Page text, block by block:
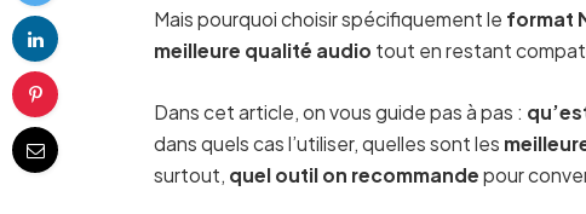
Mais pourquoi choisir spécifiquement le format
meilleure qualité audio tout en restant
Dans cet article, on vous guide pas à pas :
dans quels cas l’utiliser, quelles sont les
surtout, quel outil on recommande pour